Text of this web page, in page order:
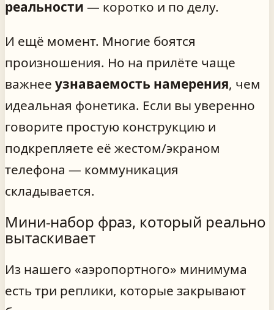
реальности — коротко и по делу.
И ещё момент. Многие боятся
произношения. Но на прилёте чаще
важнее узнаваемость намерения, чем
идеальная фонетика. Если вы уверенно
говорите простую конструкцию и
подкрепляете её жестом/экраном
телефона — коммуникация
складывается.
Мини-набор фраз, который реально
вытаскивает
Из нашего «аэропортного» минимума
есть три реплики, которые закрывают